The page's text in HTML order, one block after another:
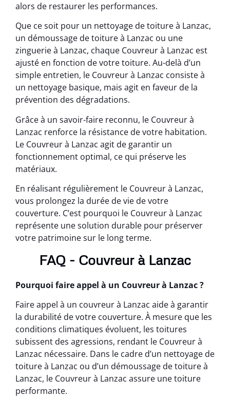
alors de restaurer les performances.
Que ce soit pour un nettoyage de toiture à Lanzac,
un démoussage de toiture à Lanzac ou une
zinguerie à Lanzac, chaque Couvreur à Lanzac est
ajusté en fonction de votre toiture. Au-delà d’un
simple entretien, le Couvreur à Lanzac consiste à
un nettoyage basique, mais agit en faveur de la
prévention des dégradations.
Grâce à un savoir-faire reconnu, le Couvreur à
Lanzac renforce la résistance de votre habitation.
Le Couvreur à Lanzac agit de garantir un
fonctionnement optimal, ce qui préserve les
matériaux.
En réalisant régulièrement le Couvreur à Lanzac,
vous prolongez la durée de vie de votre
couverture. C’est pourquoi le Couvreur à Lanzac
représente une solution durable pour préserver
votre patrimoine sur le long terme.
FAQ - Couvreur à Lanzac
Pourquoi faire appel à un Couvreur à Lanzac ?
Faire appel à un couvreur à Lanzac aide à garantir
la durabilité de votre couverture. À mesure que les
conditions climatiques évoluent, les toitures
subissent des agressions, rendant le Couvreur à
Lanzac nécessaire. Dans le cadre d’un nettoyage de
toiture à Lanzac ou d’un démoussage de toiture à
Lanzac, le Couvreur à Lanzac assure une toiture
performante.